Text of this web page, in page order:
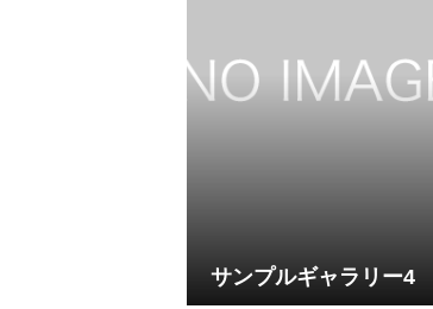
サンプルギャラリー4